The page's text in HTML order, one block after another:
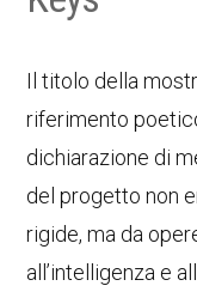
Il titolo della
riferimento
dichiarazione di
del progetto non
rigide, ma da
all’intelligenza e